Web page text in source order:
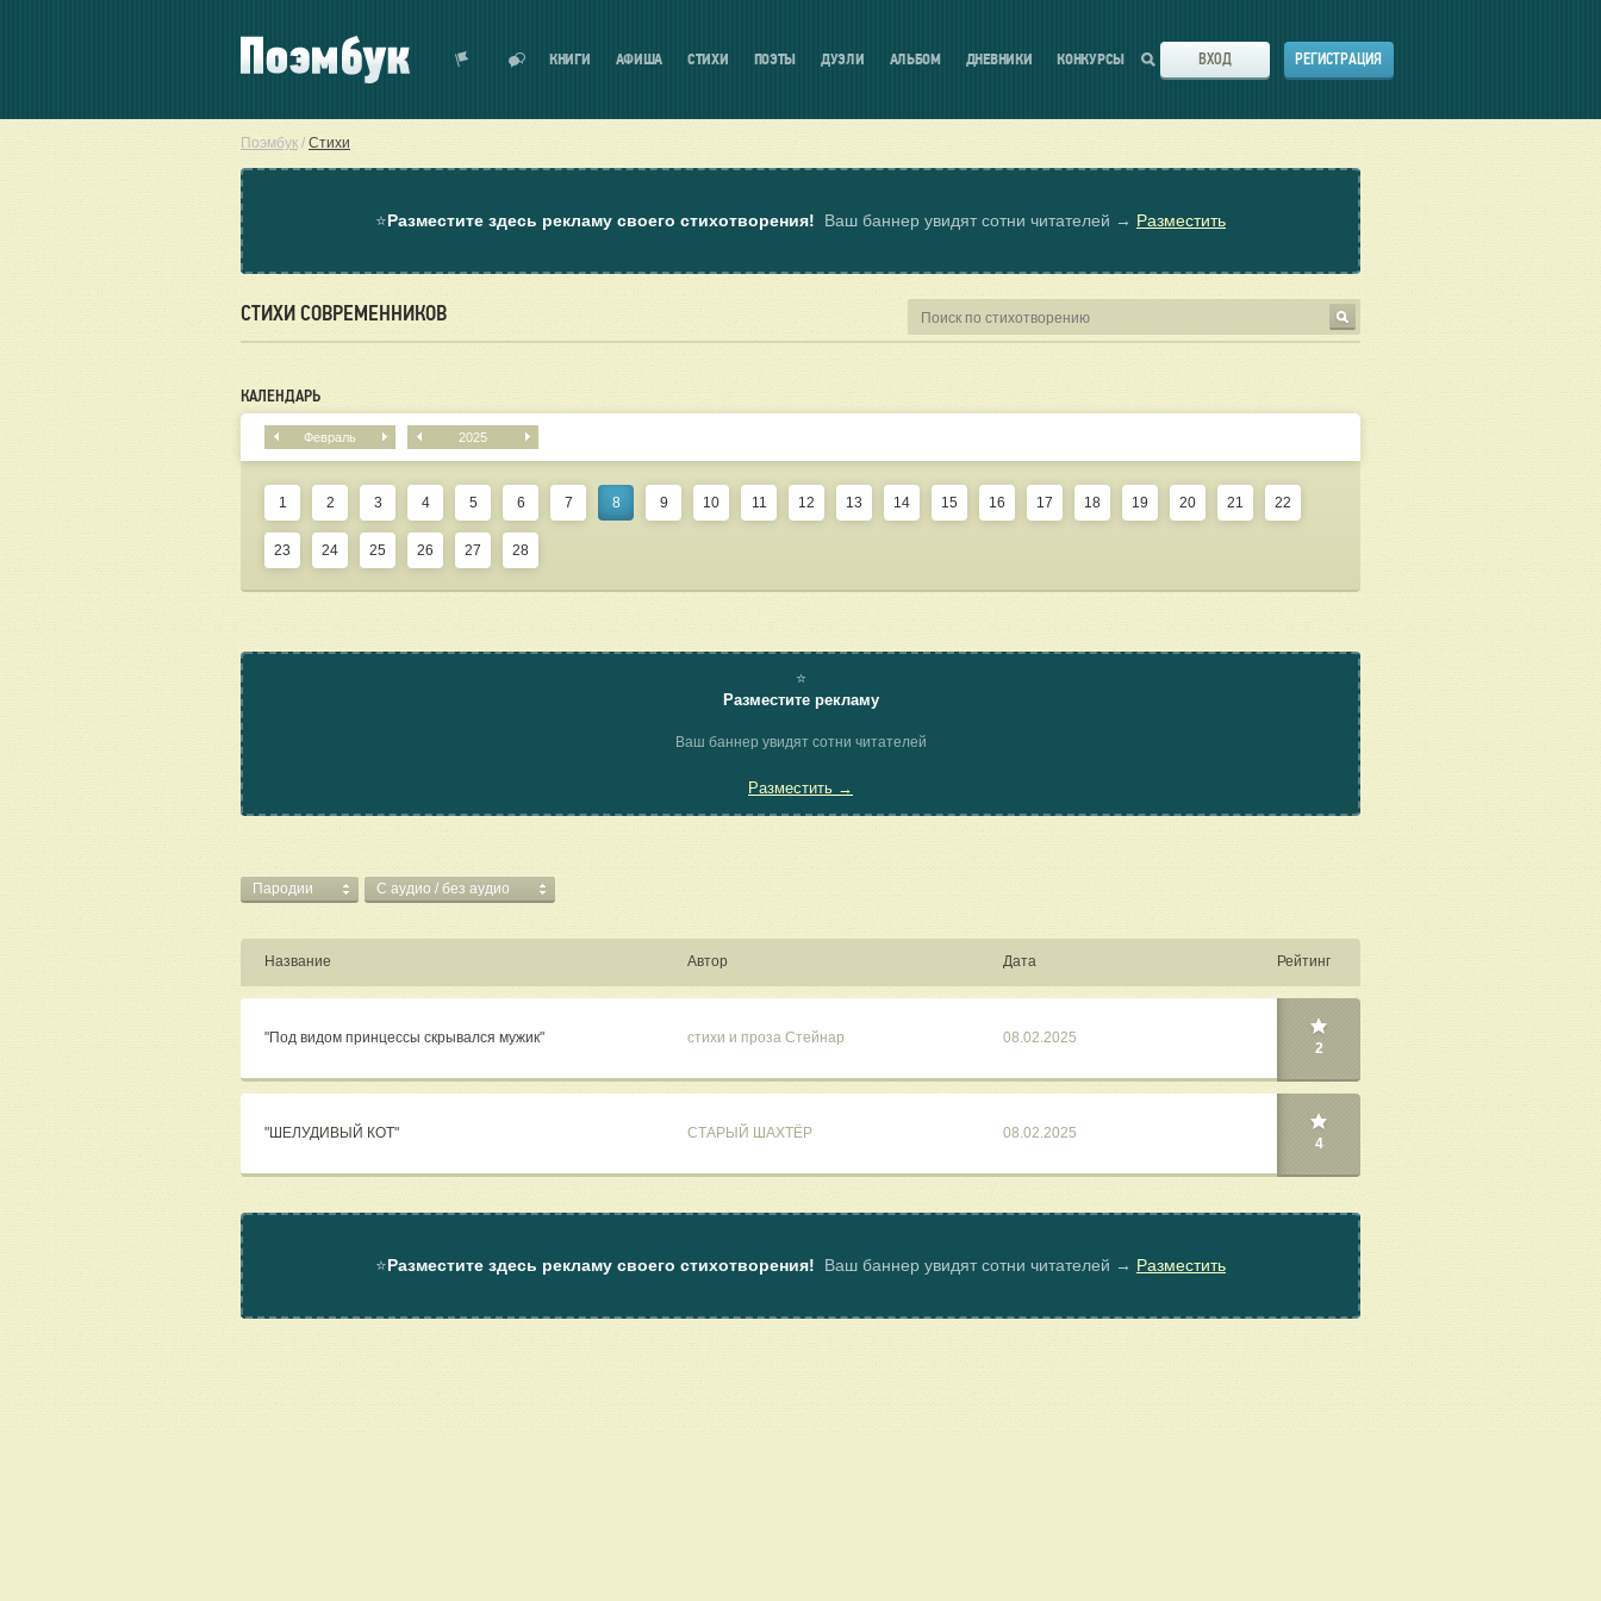
КНИГИ АФИША СТИХИ ПОЭТЫ ДУЭЛИ АЛЬБОМ ДНЕВНИКИ КОНКУРСЫ ВХОД РЕГИСТРАЦИЯ
Поэмбук / Стихи
⭐Разместите здесь рекламу своего стихотворения! Ваш баннер увидят сотни читателей → Разместить
СТИХИ СОВРЕМЕННИКОВ
КАЛЕНДАРЬ
Февраль 2025
1 2 3 4 5 6 7 8 9 10 11 12 13 14 15 16 17 18 19 20 21 22
23 24 25 26 27 28
⭐
Разместите рекламу
Ваш баннер увидят сотни читателей
Разместить →
Пародии C аудио / без аудио
Название Автор Дата Рейтинг
"Под видом принцессы скрывался мужик" стихи и проза Стейнар 08.02.2025
2
"ШЕЛУДИВЫЙ КОТ" СТАРЫЙ ШАХТЁР 08.02.2025
4
⭐Разместите здесь рекламу своего стихотворения! Ваш баннер увидят сотни читателей → Разместить